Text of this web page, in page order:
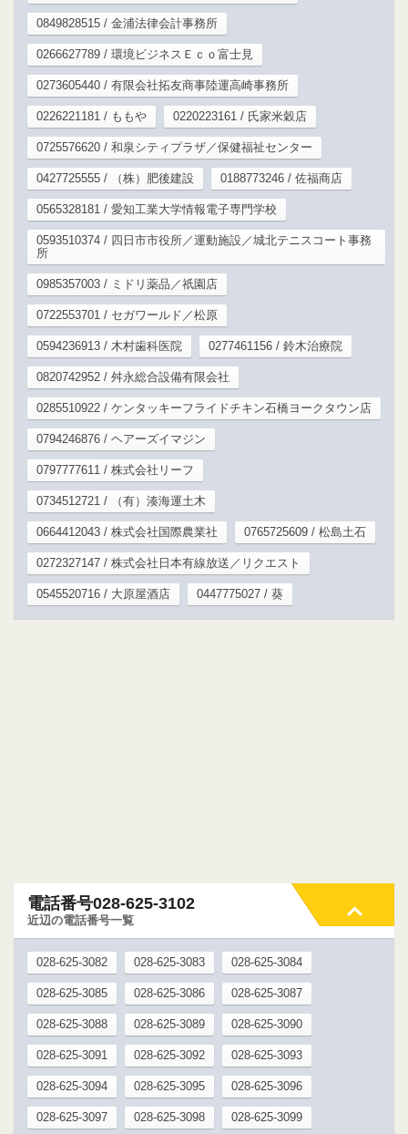
0849828515 / 金浦法律会計事務所
0266627789 / 環境ビジネスＥｃｏ富士見
0273605440 / 有限会社拓友商事陸運高崎事務所
0226221181 / ももや 0220223161 / 氏家米穀店
0725576620 / 和泉シティプラザ／保健福祉センター
0427725555 / （株）肥後建設 0188773246 / 佐福商店
0565328181 / 愛知工業大学情報電子専門学校
0593510374 / 四日市市役所／運動施設／城北テニスコート事務
所
0985357003 / ミドリ薬品／祇園店
0722553701 / セガワールド／松原
0594236913 / 木村歯科医院 0277461156 / 鈴木治療院
0820742952 / 舛永総合設備有限会社
0285510922 / ケンタッキーフライドチキン石橋ヨークタウン店
0794246876 / ヘアーズイマジン
0797777611 / 株式会社リーフ
0734512721 / （有）湊海運土木
0664412043 / 株式会社国際農業社 0765725609 / 松島土石
0272327147 / 株式会社日本有線放送／リクエスト
0545520716 / 大原屋酒店 0447775027 / 葵
電話番号028-625-3102
近辺の電話番号一覧
028-625-3082 028-625-3083 028-625-3084
028-625-3085 028-625-3086 028-625-3087
028-625-3088 028-625-3089 028-625-3090
028-625-3091 028-625-3092 028-625-3093
028-625-3094 028-625-3095 028-625-3096
028-625-3097 028-625-3098 028-625-3099